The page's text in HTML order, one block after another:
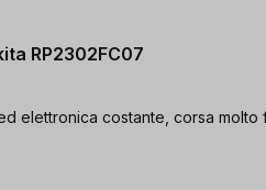
RP2302FC07
elettronica costante, corsa